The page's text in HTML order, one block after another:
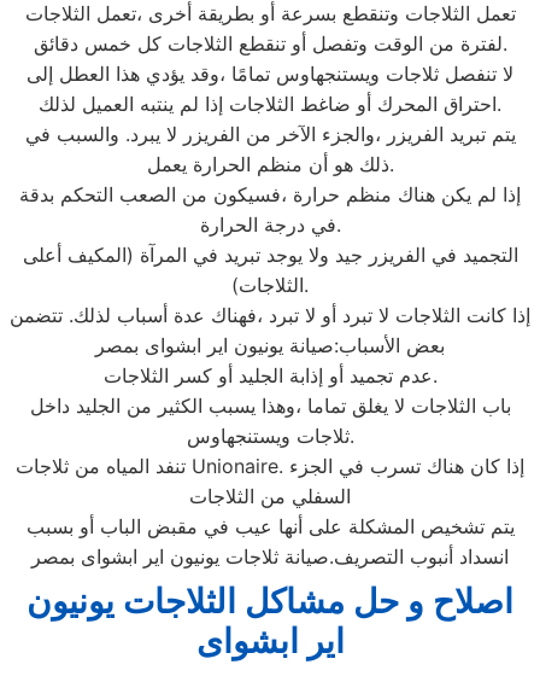
تعمل الثلاجات وتنقطع بسرعة أو بطريقة أخرى ،تعمل الثلاجات
لفترة من الوقت وتفصل أو تنقطع الثلاجات كل خمس دقائق.
لا تنفصل ثلاجات ويستنجهاوس تمامًا ،وقد يؤدي هذا العطل إلى
احتراق المحرك أو ضاغط الثلاجات إذا لم ينتبه العميل لذلك.
يتم تبريد الفريزر ،والجزء الآخر من الفريزر لا يبرد. والسبب في
ذلك هو أن منظم الحرارة يعمل.
إذا لم يكن هناك منظم حرارة ،فسيكون من الصعب التحكم بدقة
في درجة الحرارة.
التجميد في الفريزر جيد ولا يوجد تبريد في المرآة (المكيف أعلى
الثلاجات).
إذا كانت الثلاجات لا تبرد أو لا تبرد ،فهناك عدة أسباب لذلك. تتضمن
بعض الأسباب:صيانة يونيون اير ابشواى بمصر
عدم تجميد أو إذابة الجليد أو كسر الثلاجات.
باب الثلاجات لا يغلق تماما ،وهذا يسبب الكثير من الجليد داخل
ثلاجات ويستنجهاوس.
تنفد المياه من ثلاجات Unionaire. إذا كان هناك تسرب في الجزء
السفلي من الثلاجات
يتم تشخيص المشكلة على أنها عيب في مقبض الباب أو بسبب
انسداد أنبوب التصريف.صيانة ثلاجات يونيون اير ابشواى بمصر
اصلاح و حل مشاكل الثلاجات يونيون
اير ابشواى